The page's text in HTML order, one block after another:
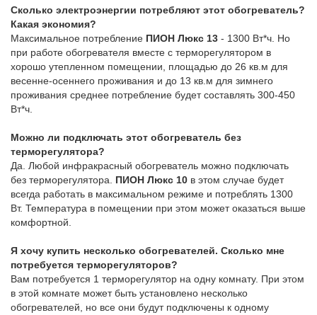
Сколько электроэнергии потребляют этот обогреватель?
Какая экономия?
Максимальное потребление ПИОН Люкс 13 - 1300 Вт*ч. Но
при работе обогревателя вместе с терморегулятором в
хорошо утепленном помещении, площадью до 26 кв.м для
весенне-осеннего проживания и до 13 кв.м для зимнего
проживания среднее потребление будет составлять 300-450
Вт*ч.
Можно ли подключать этот обогреватель без
терморегулятора?
Да. Любой инфракрасный обогреватель можно подключать
без терморегулятора. ПИОН Люкс 10 в этом случае будет
всегда работать в максимальном режиме и потреблять 1300
Вт. Температура в помещении при этом может оказаться выше
комфортной.
Я хочу купить несколько обогревателей. Сколько мне
потребуется терморегуляторов?
Вам потребуется 1 терморегулятор на одну комнату. При этом
в этой комнате может быть установлено несколько
обогревателей, но все они будут подключены к одному